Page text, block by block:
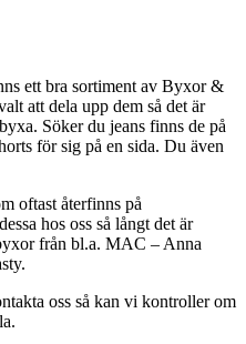
ett bra sortiment av Byxor &
att dela upp dem så det är
Söker du jeans finns de på
för sig på en sida. Du även
oftast återfinns på
hos oss så långt det är
från bl.a. MAC – Anna
oss så kan vi kontroller om